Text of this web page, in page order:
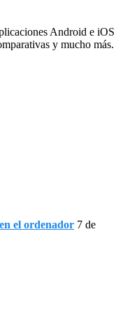
Android e iOS
y mucho más.
el ordenador 7 de